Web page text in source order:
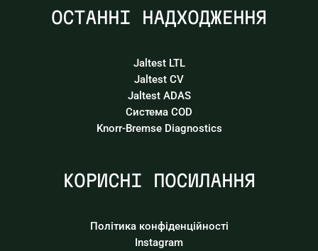
ОСТАННІ НАДХОДЖЕННЯ
Jaltest LTL
Jaltest CV
Jaltest ADAS
Система COD
Knorr-Bremse Diagnostics
КОРИСНІ ПОСИЛАННЯ
Політика конфіденційності
Instagram